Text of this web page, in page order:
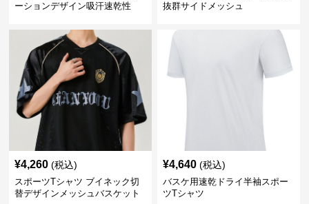
ーションデザイン吸汗速乾性
抜群サイドメッシュ
¥4,260 (税込)
スポーツTシャツ ブイネック切
替デザインメッシュバスケット
¥4,640 (税込)
バスケ用速乾ドライ半袖スポー
ツTシャツ